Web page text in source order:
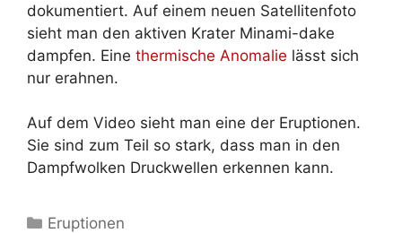
dokumentiert. Auf einem neuen Satellitenfoto
sieht man den aktiven Krater Minami-dake
dampfen. Eine thermische Anomalie lässt sich
nur erahnen.
Auf dem Video sieht man eine der Eruptionen.
Sie sind zum Teil so stark, dass man in den
Dampfwolken Druckwellen erkennen kann.
Kategorien
Eruptionen